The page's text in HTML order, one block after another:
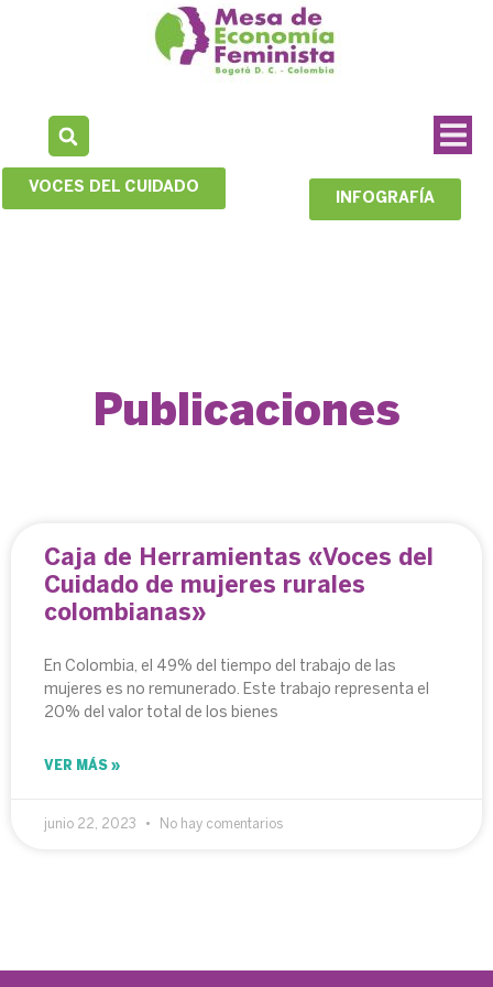
VOCES DEL CUIDADO
INFOGRAFÍA
Publicaciones
Caja de Herramientas «Voces del
Cuidado de mujeres rurales
colombianas»
En Colombia, el 49% del tiempo del trabajo de las
mujeres es no remunerado. Este trabajo representa el
20% del valor total de los bienes
VER MÁS »
junio 22, 2023 No hay comentarios